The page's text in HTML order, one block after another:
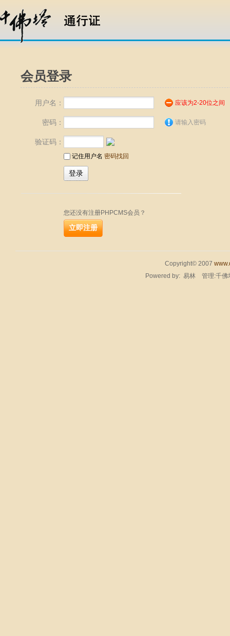
会员登录
用户名： 应该为2-20位之间
密码： 请输入密码
验证码：
记住用户名 密码找回
您还没有注册PHPCMS会员？
Copyright© 2007
Powered by: 易林 管理:千佛